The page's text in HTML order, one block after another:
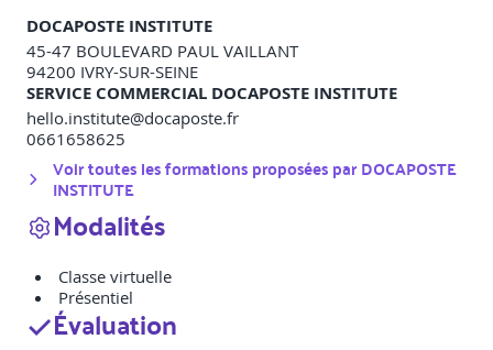
DOCAPOSTE INSTITUTE
45-47 BOULEVARD PAUL VAILLANT
94200 IVRY-SUR-SEINE
SERVICE COMMERCIAL DOCAPOSTE INSTITUTE
hello.institute@docaposte.fr
0661658625
Voir toutes les formations proposées parDOCAPOSTE
INSTITUTE
Modalités
Classe virtuelle
Présentiel
Évaluation